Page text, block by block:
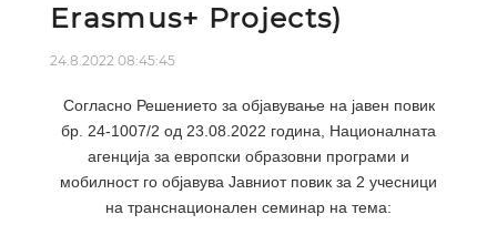
Erasmus+ Projects)
24.8.2022 08:45:45
Согласно Решението за објавување на јавен повик
бр. 24-1007/2 од 23.08.2022 година, Националната
агенција за европски образовни програми и
мобилност го објавува Јавниот повик за 2 учесници
на транснационален семинар на тема: